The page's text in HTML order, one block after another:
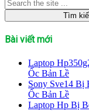
Bài viết mới
Laptop
Ốc Bản Lề
Sony Sve14 Bị
Ốc Bản Lề
Laptop Hp Bị